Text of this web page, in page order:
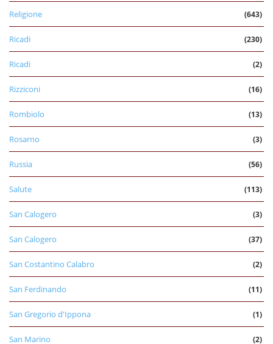
Religione (643)
Ricadi (230)
Ricadi (2)
Rizziconi (16)
Rombiolo (13)
Rosarno (3)
Russia (56)
Salute (113)
San Calogero (3)
San Calogero (37)
San Costantino Calabro (2)
San Ferdinando (11)
San Gregorio d'Ippona (1)
San Marino (2)